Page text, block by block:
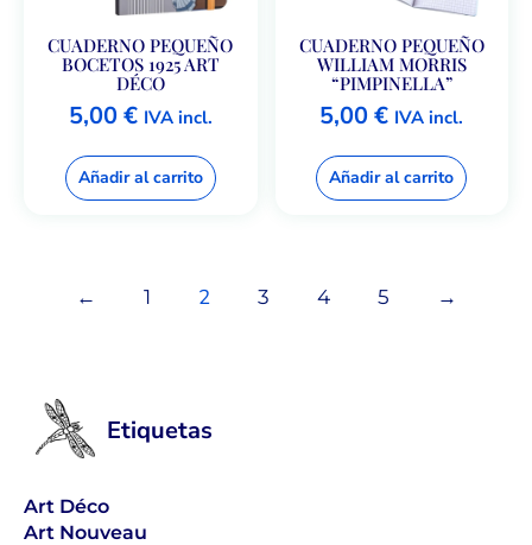
CUADERNO PEQUEÑO
BOCETOS 1925 ART
DÉCO
5,00€ IVA incl.
Añadir al carrito
CUADERNO PEQUEÑO
WILLIAM MORRIS
“PIMPINELLA”
5,00€ IVA incl.
Añadir al carrito
← 1 2 3 4 5 →
Etiquetas
Art Déco
Art Nouveau